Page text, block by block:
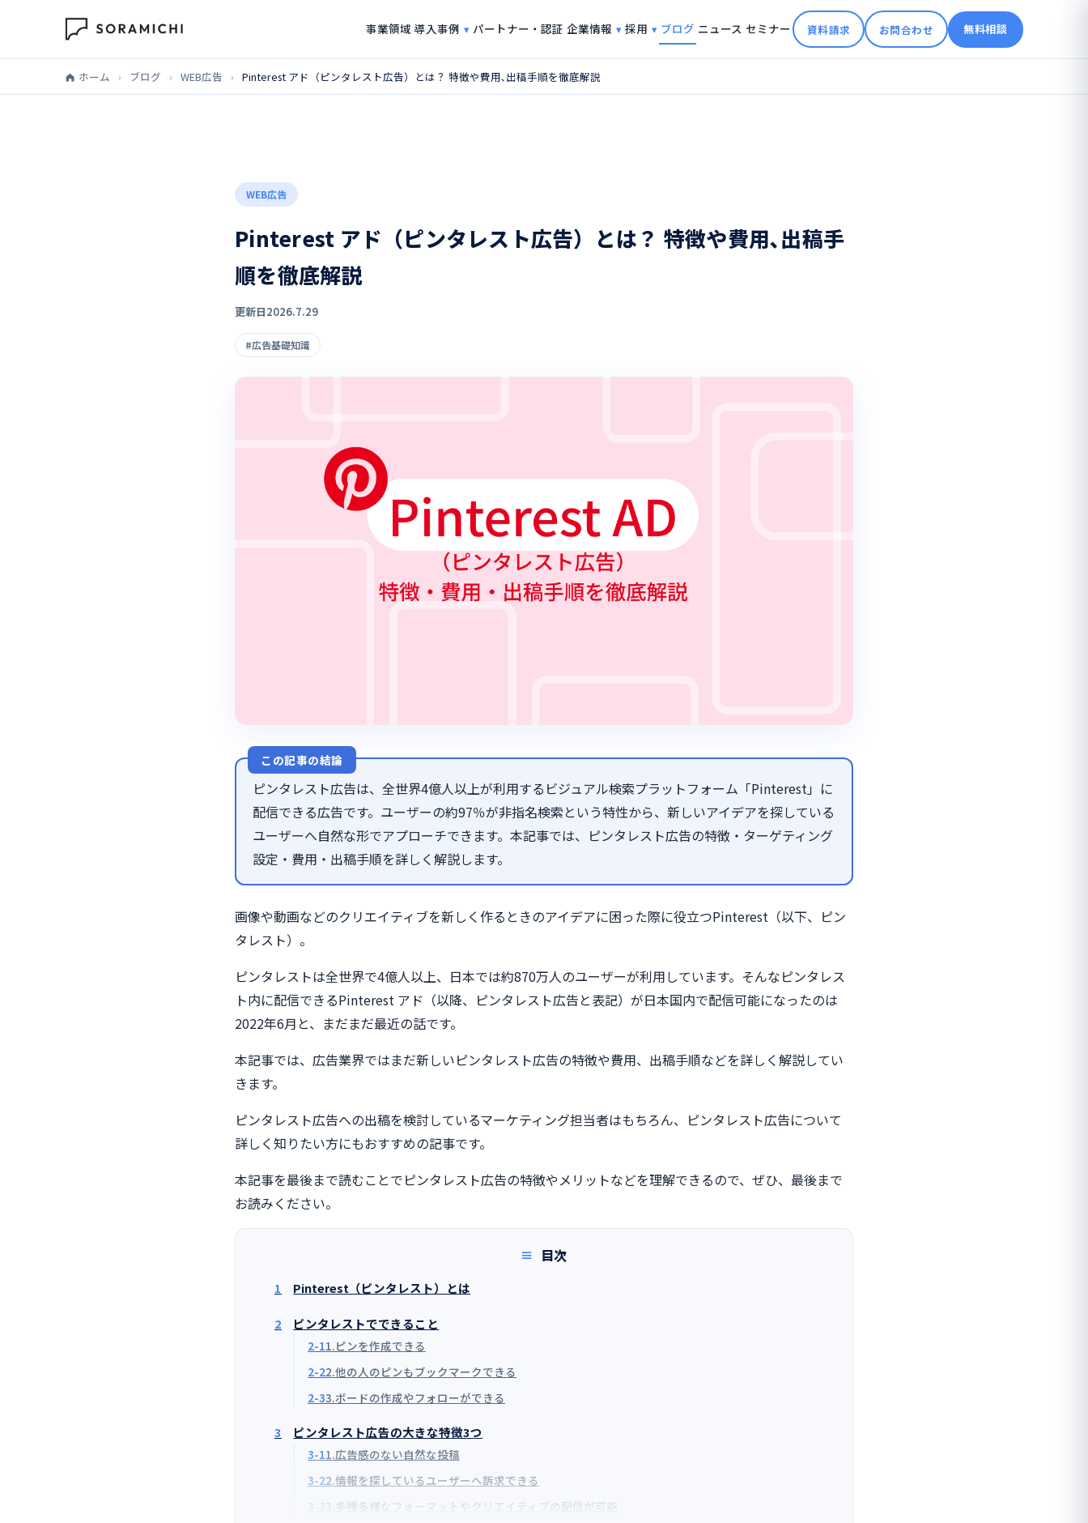
事業領域 導入事例 パートナー・認証 企業情報 採用 ブログ ニュース セミナー 資料請求 お問合わせ 無料相談
ホーム › ブログ › WEB広告 › Pinterest アド（ピンタレスト広告）とは？ 特徴や費用､出稿手順を徹底解説
WEB広告
Pinterest アド（ピンタレスト広告）とは？ 特徴や費用､出稿手
順を徹底解説
更新日2026.7.29
#広告基礎知識
この記事の結論
ピンタレスト広告は、全世界4億人以上が利用するビジュアル検索プラットフォーム「Pinterest」に
配信できる広告です。ユーザーの約97％が非指名検索という特性から、新しいアイデアを探している
ユーザーへ自然な形でアプローチできます。本記事では、ピンタレスト広告の特徴・ターゲティング
設定・費用・出稿手順を詳しく解説します。
画像や動画などのクリエイティブを新しく作るときのアイデアに困った際に役立つPinterest（以下、ピン
タレスト）。
ピンタレストは全世界で4億人以上、日本では約870万人のユーザーが利用しています。そんなピンタレス
ト内に配信できるPinterest アド（以降、ピンタレスト広告と表記）が日本国内で配信可能になったのは
2022年6月と、まだまだ最近の話です。
本記事では、広告業界ではまだ新しいピンタレスト広告の特徴や費用、出稿手順などを詳しく解説してい
きます。
ピンタレスト広告への出稿を検討しているマーケティング担当者はもちろん、ピンタレスト広告について
詳しく知りたい方にもおすすめの記事です。
本記事を最後まで読むことでピンタレスト広告の特徴やメリットなどを理解できるので、ぜひ、最後まで
お読みください。
目次
1 Pinterest（ピンタレスト）とは
2 ピンタレストでできること
2-11.ピンを作成できる
2-22.他の人のピンもブックマークできる
2-33.ボードの作成やフォローができる
3 ピンタレスト広告の大きな特徴3つ
3-11.広告感のない自然な投稿
3-22.情報を探しているユーザーヘ訴求できる
3-3 3.多種多様なフォーマットやクリエイティブの配信が可能